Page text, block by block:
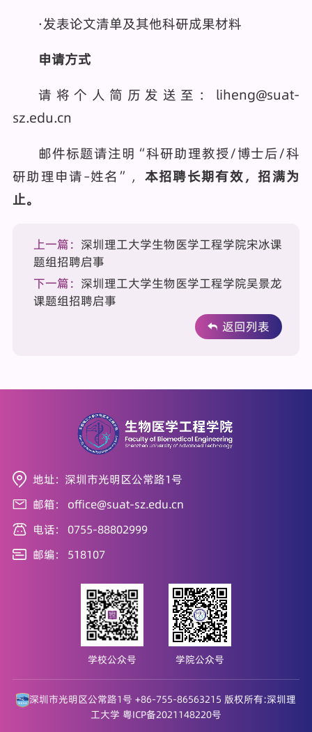
·发表论文清单及其他科研成果材料
申请方式
请将个人简历发送至：liheng@suat-
sz.edu.cn
邮件标题请注明“科研助理教授/博士后/科
研助理申请–姓名”， 本招聘长期有效，招满为
止。
上一篇： 深圳理工大学生物医学工程学院宋冰课
题组招聘启事
下一篇： 深圳理工大学生物医学工程学院吴景龙
课题组招聘启事
返回列表
地址: 深圳市光明区公常路1号
邮箱: office@suat-sz.edu.cn
电话: 0755-88802999
邮编: 518107
学校公众号 学院公众号
深圳市光明区公常路1号 +86-755-86563215 版权所有:深圳理
工大学 粤ICP备2021148220号